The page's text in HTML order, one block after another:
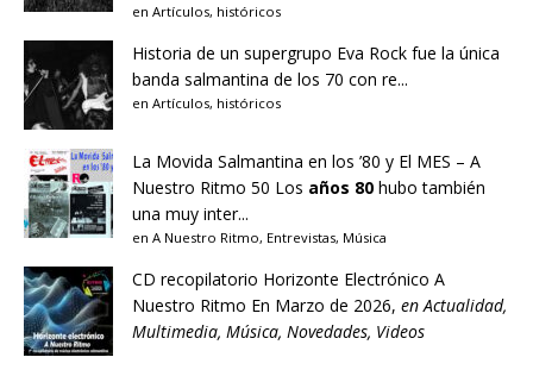
en Artículos, históricos
Historia de un supergrupo Eva Rock fue la única
banda salmantina de los 70 con re...
en Artículos, históricos
La Movida Salmantina en los ’80 y El MES – A
Nuestro Ritmo 50 Los años 80 hubo también
una muy inter...
en A Nuestro Ritmo, Entrevistas, Música
CD recopilatorio Horizonte Electrónico A
Nuestro Ritmo En Marzo de 2026, enActualidad,
Multimedia, Música, Novedades, Videos